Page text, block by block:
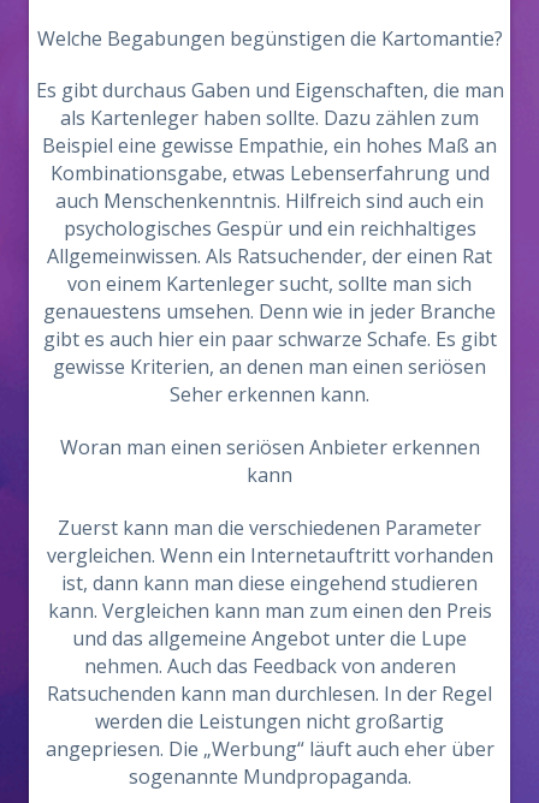
Welche Begabungen begünstigen die Kartomantie?
Es gibt durchaus Gaben und Eigenschaften, die man
als Kartenleger haben sollte. Dazu zählen zum
Beispiel eine gewisse Empathie, ein hohes Maß an
Kombinationsgabe, etwas Lebenserfahrung und
auch Menschenkenntnis. Hilfreich sind auch ein
psychologisches Gespür und ein reichhaltiges
Allgemeinwissen. Als Ratsuchender, der einen Rat
von einem Kartenleger sucht, sollte man sich
genauestens umsehen. Denn wie in jeder Branche
gibt es auch hier ein paar schwarze Schafe. Es gibt
gewisse Kriterien, an denen man einen seriösen
Seher erkennen kann.
Woran man einen seriösen Anbieter erkennen
kann
Zuerst kann man die verschiedenen Parameter
vergleichen. Wenn ein Internetauftritt vorhanden
ist, dann kann man diese eingehend studieren
kann. Vergleichen kann man zum einen den Preis
und das allgemeine Angebot unter die Lupe
nehmen. Auch das Feedback von anderen
Ratsuchenden kann man durchlesen. In der Regel
werden die Leistungen nicht großartig
angepriesen. Die „Werbung“ läuft auch eher über
sogenannte Mundpropaganda.